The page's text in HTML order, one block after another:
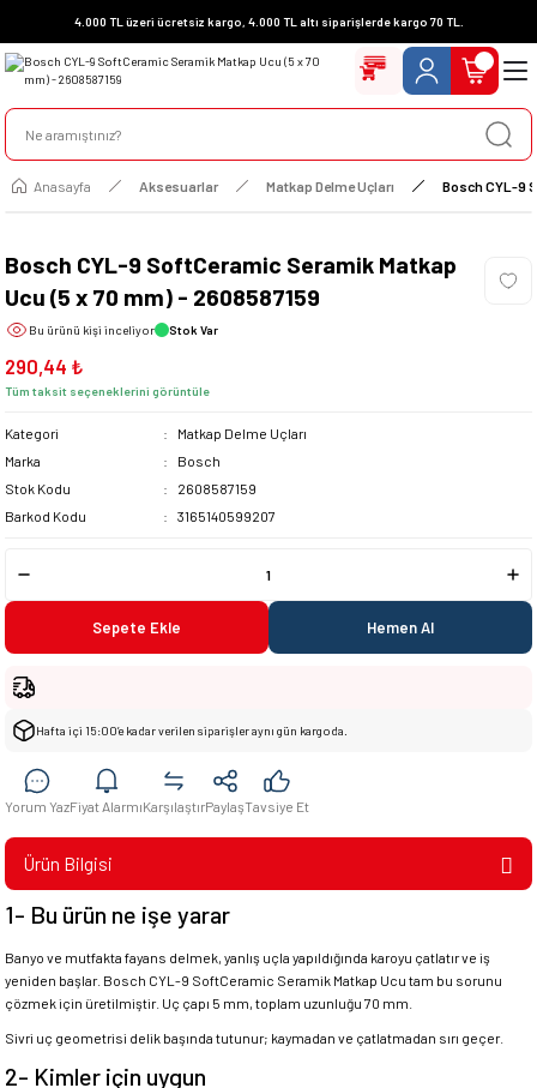
4.000 TL üzeri ücretsiz kargo, 4.000 TL altı siparişlerde kargo 70 TL.
Anasayfa Aksesuarlar Matkap Delme Uçları Bosch CYL-9
Bosch CYL-9 SoftCeramic Seramik Matkap
Ucu (5 x 70 mm) - 2608587159
Bu ürünü kişi inceliyor Stok Var
290,44 ₺
Tüm taksit seçeneklerini görüntüle
Kategori
Matkap Delme Uçları
Marka
Bosch
Stok Kodu
2608587159
Barkod Kodu
3165140599207
Sepete Ekle Hemen Al
Hafta içi 15:00’e kadar verilen siparişler aynı gün kargoda.
Yorum YazFiyat AlarmıKarşılaştırPaylaşTavsiye Et
Ürün Bilgisi
1- Bu ürün ne işe yarar
Banyo ve mutfakta fayans delmek, yanlış uçla yapıldığında karoyu çatlatır ve iş
yeniden başlar. Bosch CYL-9 SoftCeramic Seramik Matkap Ucu tam bu sorunu
çözmek için üretilmiştir. Uç çapı 5 mm, toplam uzunluğu 70 mm.
Sivri uç geometrisi delik başında tutunur; kaymadan ve çatlatmadan sırı geçer.
2- Kimler için uygun